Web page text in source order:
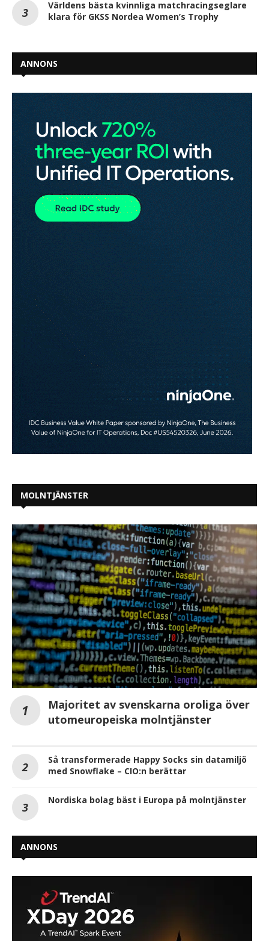
Världens bästa kvinnliga matchracingseglare
klara för GKSS Nordea Women’s Trophy
ANNONS
MOLNTJÄNSTER
Majoritet av svenskarna oroliga över
utomeuropeiska molntjänster
Så transformerade Happy Socks sin datamiljö
med Snowflake – CIO:n berättar
Nordiska bolag bäst i Europa på molntjänster
ANNONS